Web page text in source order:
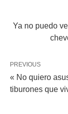
Ya no puedo
PREVIOUS
« No quiero
tiburones que